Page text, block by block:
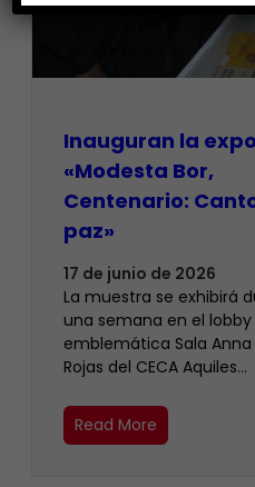
Inauguran la
«Modesta Bor,
Centenario:
paz»
17 de junio de 2026
La muestra se exhibirá
una semana en el lobby
emblemática Sala Anna
Rojas del CECA Aquiles…
Read More